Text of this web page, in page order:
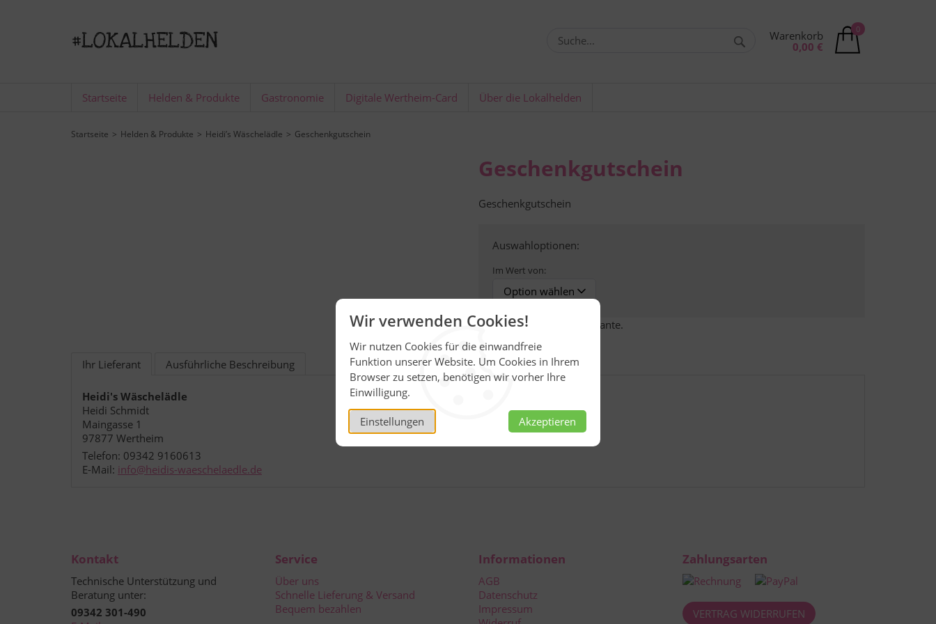
Wir verwenden Cookies!
Wir nutzen Cookies für die einwandfreie
Funktion unserer Website. Um Cookies in Ihrem
Browser zu setzen, benötigen wir vorher Ihre
Einwilligung.
Einstellungen Akzeptieren
0
Warenkorb
0,00 €
Startseite Helden & Produkte Gastronomie Digitale Wertheim-Card Über die Lokalhelden
Startseite Helden & Produkte Heidi’s Wäschelädle Geschenkgutschein
Geschenkgutschein
Geschenkgutschein
Auswahloptionen:
Im Wert von:
Bitte wählen Sie eine Variante.
Ihr Lieferant Ausführliche Beschreibung
Heidi's Wäschelädle
Heidi Schmidt
Maingasse 1
97877 Wertheim
Telefon: 09342 9160613
E-Mail: info@heidis-waeschelaedle.de
Kontakt
Technische Unterstützung und
Beratung unter:
09342 301-490
Service
Über uns
Schnelle Lieferung & Versand
Bequem bezahlen
Informationen
AGB
Datenschutz
Impressum
Zahlungsarten
VERTRAG WIDERRUFEN